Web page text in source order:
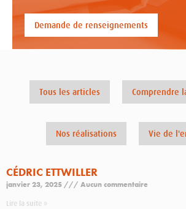
Demande de renseignements
Tous les articles Comprendre
Nos réalisations Vie de
CÉDRIC ETTWILLER
janvier 23, 2025 Aucun commentaire
Lire la suite »